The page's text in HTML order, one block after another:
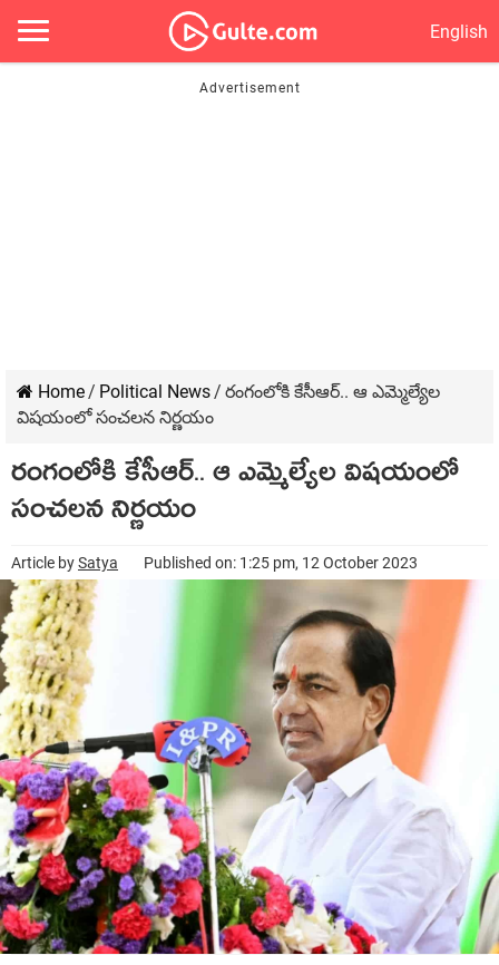
English
Home/ Political News/ రంగంలోకి కేసీఆర్‌.. ఆ ఎమ్మెల్యేల
విష‌యంలో సంచ‌ల‌న నిర్ణ‌యం
రంగంలోకి కేసీఆర్‌.. ఆ ఎమ్మెల్యేల విష‌యంలో
సంచ‌ల‌న నిర్ణ‌యం
Article bySatya Published on: 1:25 pm, 12 October 2023